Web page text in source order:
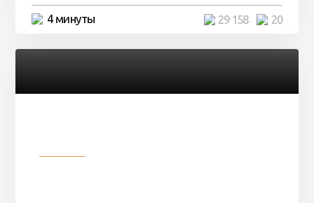
4 минуты 20
29 158